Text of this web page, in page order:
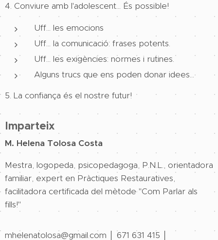
4. Conviure amb l'adolescent... És possible!
Uff... les emocions
Uff... la comunicació: frases potents.
Uff... les exigències: normes i rutines.
Alguns trucs que ens poden donar idees...
5. La confiança és el nostre futur!
Imparteix
M. Helena Tolosa Costa
Mestra, logopeda, psicopedagoga, P.N.L., orientadora
familiar, expert en Pràctiques Restauratives,
facilitadora certificada del mètode "Com Parlar als
fills!"
mhelenatolosa@gmail.com │ 671 631 415 │